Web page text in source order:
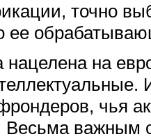
точно
ее
нацелена на
чья
Весьма важным